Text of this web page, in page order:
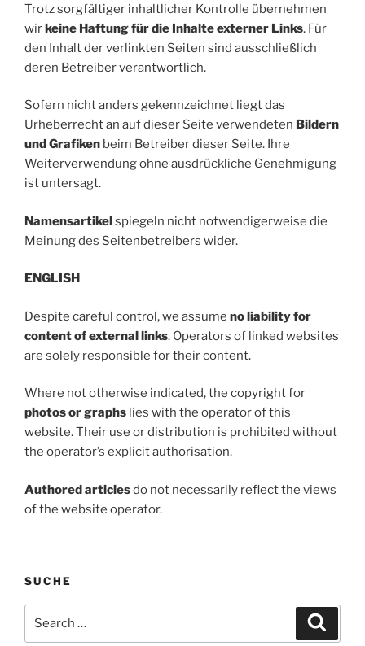
Trotz sorgfältiger inhaltlicher Kontrolle übernehmen
wirkeine Haftung für die Inhalte externer Links. Für
den Inhalt der verlinkten Seiten sind ausschließlich
deren Betreiber verantwortlich.
Sofern nicht anders gekennzeichnet liegt das
Urheberrecht an auf dieser Seite verwendeten Bildern
und Grafiken beim Betreiber dieser Seite. Ihre
Weiterverwendung ohne ausdrückliche Genehmigung
ist untersagt.
Namensartikelspiegeln nicht notwendigerweise die
Meinung des Seitenbetreibers wider.
ENGLISH
Despite careful control, we assume no liability for
content of external links. Operators of linked websites
are solely responsible for their content.
Where not otherwise indicated, the copyright for
photos or graphs lies with the operator of this
website. Their use or distribution is prohibited without
the operator’s explicit authorisation.
Authored articlesdo not necessarily reflect the views
of the website operator.
SUCHE